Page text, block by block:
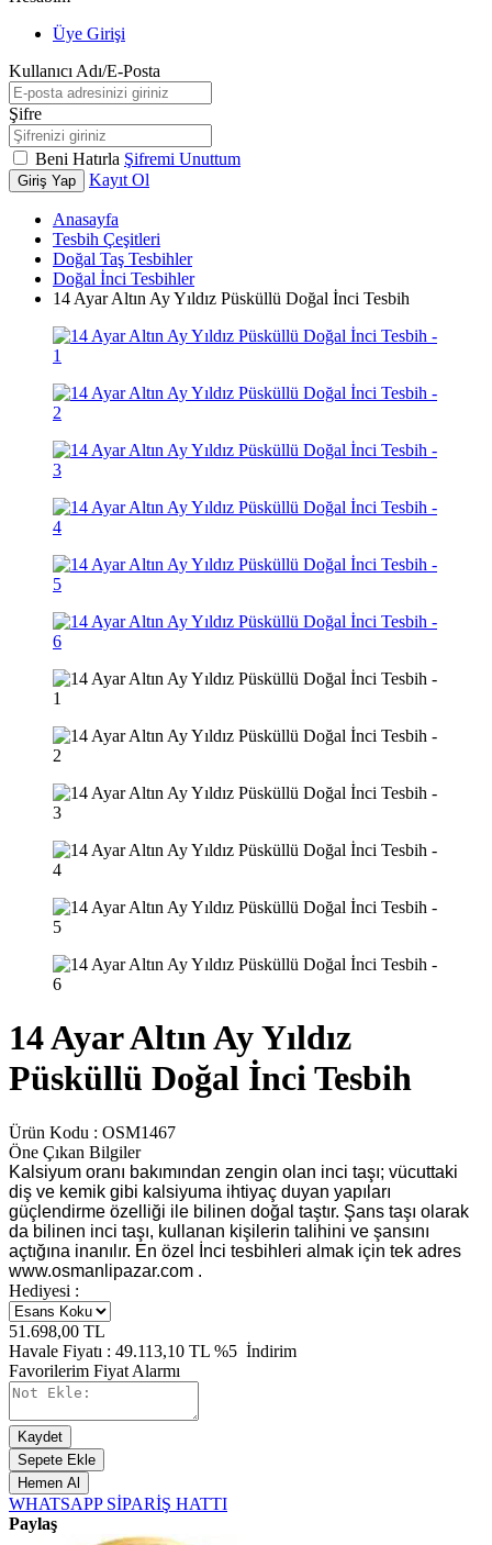
Üye Girişi
Kullanıcı Adı/E-Posta
Şifre
Beni Hatırla Şifremi Unuttum
Giriş Yap Kayıt Ol
Anasayfa
Tesbih Çeşitleri
Doğal Taş Tesbihler
Doğal İnci Tesbihler
14 Ayar Altın Ay Yıldız Püsküllü Doğal İnci Tesbih
14 Ayar Altın Ay Yıldız
Püsküllü Doğal İnci Tesbih
Ürün Kodu : OSM1467
Öne Çıkan Bilgiler
Kalsiyum oranı bakımından zengin olan inci taşı; vücuttaki
diş ve kemik gibi kalsiyuma ihtiyaç duyan yapıları
güçlendirme özelliği ile bilinen doğal taştır. Şans taşı olarak
da bilinen inci taşı, kullanan kişilerin talihini ve şansını
açtığına inanılır. En özel İnci tesbihleri almak için tek adres
www.osmanlipazar.com .
Hediyesi :
51.698,00 TL
Havale Fiyatı : 49.113,10 TL %5 İndirim
Favorilerim Fiyat Alarmı
Kaydet
Sepete Ekle
Hemen Al
WHATSAPP SİPARİŞ HATTI
Paylaş